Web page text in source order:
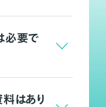
必要で
はあり